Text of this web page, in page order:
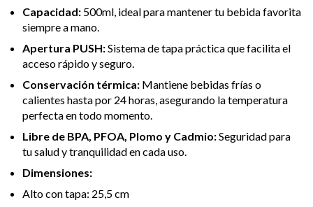
Capacidad: 500ml, ideal para mantener tu bebida favorita
siempre a mano.
Apertura PUSH:Sistema de tapa práctica que facilita el
acceso rápido y seguro.
Conservación térmica: Mantiene bebidas frías o
calientes hasta por 24 horas, asegurando la temperatura
perfecta en todo momento.
Libre de BPA, PFOA, Plomo y Cadmio:Seguridad para
tu salud y tranquilidad en cada uso.
Dimensiones:
Alto con tapa: 25,5 cm